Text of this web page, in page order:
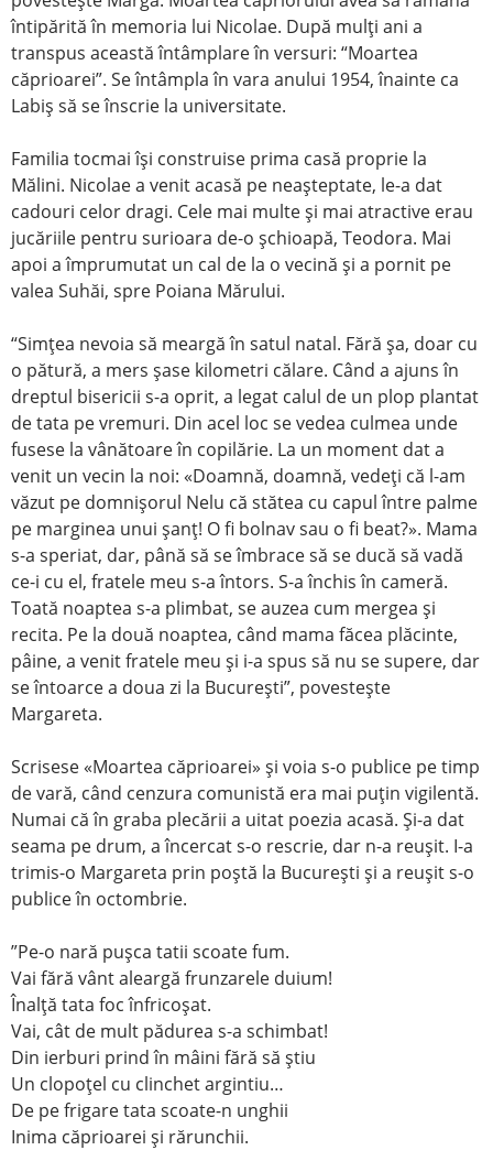
întipărită în memoria lui Nicolae. După mulţi ani a
transpus această întâmplare în versuri: “Moartea
căprioarei”. Se întâmpla în vara anului 1954, înainte ca
Labiş să se înscrie la universitate.
Familia tocmai îşi construise prima casă proprie la
Mălini. Nicolae a venit acasă pe neaşteptate, le-a dat
cadouri celor dragi. Cele mai multe şi mai atractive erau
jucăriile pentru surioara de-o şchioapă, Teodora. Mai
apoi a împrumutat un cal de la o vecină şi a pornit pe
valea Suhăi, spre Poiana Mărului.
“Simţea nevoia să meargă în satul natal. Fără şa, doar cu
o pătură, a mers şase kilometri călare. Când a ajuns în
dreptul bisericii s-a oprit, a legat calul de un plop plantat
de tata pe vremuri. Din acel loc se vedea culmea unde
fusese la vânătoare în copilărie. La un moment dat a
venit un vecin la noi: «Doamnă, doamnă, vedeţi că l-am
văzut pe domnişorul Nelu că stătea cu capul între palme
pe marginea unui şanţ! O fi bolnav sau o fi beat?». Mama
s-a speriat, dar, până să se îmbrace să se ducă să vadă
ce-i cu el, fratele meu s-a întors. S-a închis în cameră.
Toată noaptea s-a plimbat, se auzea cum mergea şi
recita. Pe la două noaptea, când mama făcea plăcinte,
pâine, a venit fratele meu şi i-a spus să nu se supere, dar
se întoarce a doua zi la Bucureşti”, povesteşte
Margareta.
Scrisese «Moartea căprioarei» şi voia s-o publice pe timp
de vară, când cenzura comunistă era mai puţin vigilentă.
Numai că în graba plecării a uitat poezia acasă. Şi-a dat
seama pe drum, a încercat s-o rescrie, dar n-a reuşit. I-a
trimis-o Margareta prin poştă la Bucureşti şi a reuşit s-o
publice în octombrie.
”Pe-o nară puşca tatii scoate fum.
Vai fără vânt aleargă frunzarele duium!
Înalţă tata foc înfricoşat.
Vai, cât de mult pădurea s-a schimbat!
Din ierburi prind în mâini fără să ştiu
Un clopoţel cu clinchet argintiu…
De pe frigare tata scoate-n unghii
Inima căprioarei şi rărunchii.